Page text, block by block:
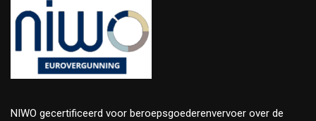
NIWO gecertificeerd voor beroepsgoederenvervoer over de